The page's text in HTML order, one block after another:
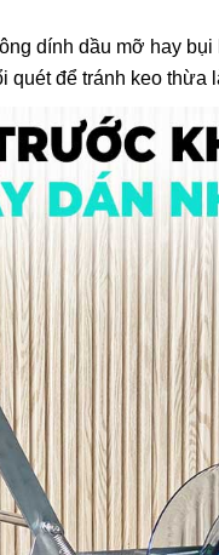
dính dầu mỡ hay
để tránh keo thừa
Đình Mini
19/01/2020
CO CQ Là Gì? Tại Sao
Thiết Bị Công Nghiệp
Có CO CQ?
22/12/2019
Những Lưu Ý Cần Biết
Sử Dụng Máy Hàn Túi
Dập Tay
29/10/2019